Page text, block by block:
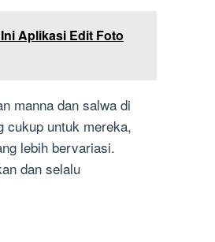
Aplikasi Edit Foto
manna dan salwa di
cukup untuk mereka,
lebih bervariasi.
dan selalu